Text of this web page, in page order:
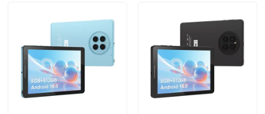
Προϊόντα
Βίντεο
Εμφάνιση VR